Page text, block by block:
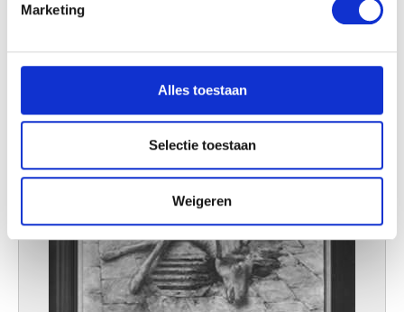
We gebruiken cookies om content en advertenties te
personaliseren, om functies voor social media te bieden
en om ons websiteverkeer te analyseren. Ook delen we
informatie over uw gebruik van onze site met onze
partners voor social media, adverteren en analyse. Deze
verzameld op basis van uw gebruik van hun services.
Marketing
Alles toestaan
Selectie toestaan
Weigeren